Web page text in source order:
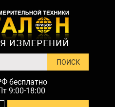
бесплатно
9:00-18:00